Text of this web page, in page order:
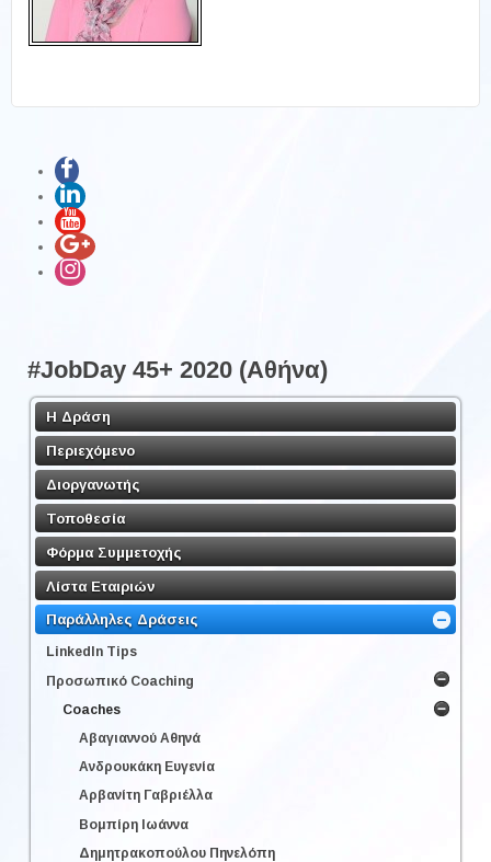
#JobDay 45+ 2020 (Αθήνα)
Η Δράση
Περιεχόμενο
Διοργανωτής
Τοποθεσία
Φόρμα Συμμετοχής
Λίστα Εταιριών
Παράλληλες Δράσεις
LinkedΙn Tips
Προσωπικό Coaching
Coaches
Αβαγιαννού Αθηνά
Ανδρουκάκη Ευγενία
Αρβανίτη Γαβριέλλα
Βομπίρη Ιωάννα
Δημητρακοπούλου Πηνελόπη